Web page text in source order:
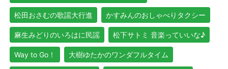
松田おさむの歌謡大行進 かすみんのおしゃべりタクシー
麻生みどりのいろはに民謡 松下サトミ 音楽っていいな♪
Way to Go！ 大樹ゆたかのワンダフルタイム